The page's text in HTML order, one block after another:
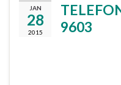
JAN
28
2015
9603